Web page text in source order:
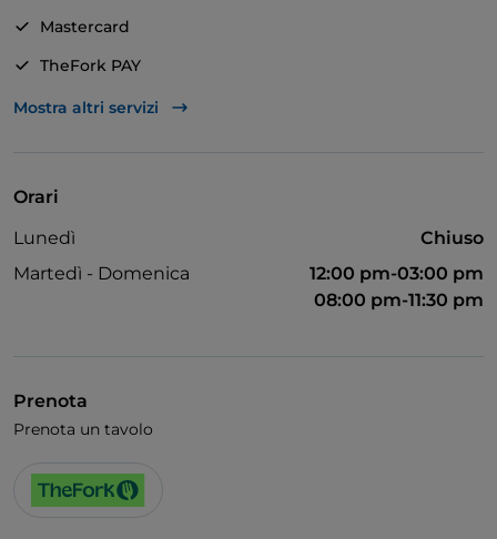
Mastercard
TheFork PAY
Unionpay via TheFork PAY
Mostra altri servizi
Orari
Lunedì
Chiuso
Martedì - Domenica
12:00 pm-03:00 pm
08:00 pm-11:30 pm
Prenota
Prenota un tavolo